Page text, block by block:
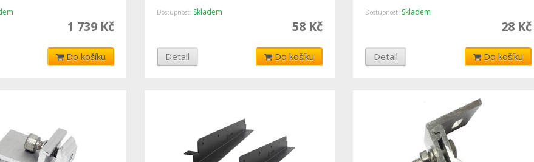
1 739 Kč
Do košíku
Dostupnost: Skladem
58 Kč
Detail Do košíku
Dostupnost: Skladem
28 Kč
Detail Do košíku